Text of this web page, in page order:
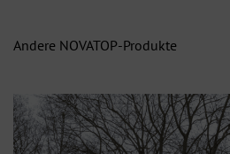
Andere NOVATOP-Produkte